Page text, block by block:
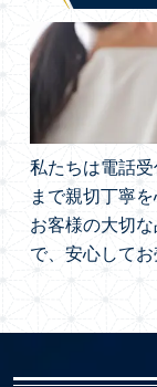
私たちは電話
まで親切丁寧
お客様の大切
で、安心してお